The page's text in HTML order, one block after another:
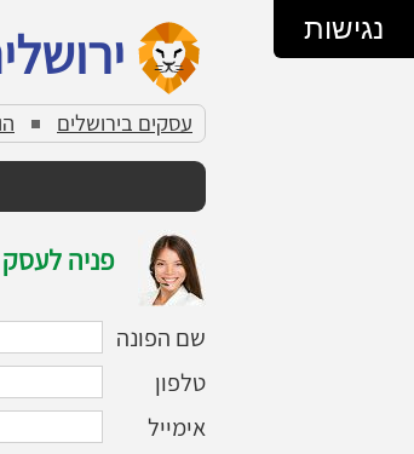
נגישות
עסקים בירושלים
פניה
שם הפונה
טלפון
אימייל